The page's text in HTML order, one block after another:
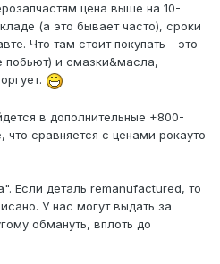
цена выше на 10-
(а это бывает часто), сроки
Что там стоит покупать - это
побьют) и смазки&масла,
в дополнительные +800-
что сравняется с ценами рокауто
Если деталь remanufactured, то
У нас могут выдать за
обмануть, вплоть до